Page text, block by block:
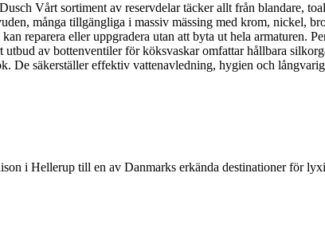
Vårt sortiment av reservdelar täcker allt från blandare,
många tillgängliga i massiv mässing med krom, nickel,
reparera eller uppgradera utan att byta ut hela armaturen.
av bottenventiler för köksvaskar omfattar hållbara
De säkerställer effektiv vattenavledning, hygien och
i Hellerup till en av Danmarks erkända destinationer för